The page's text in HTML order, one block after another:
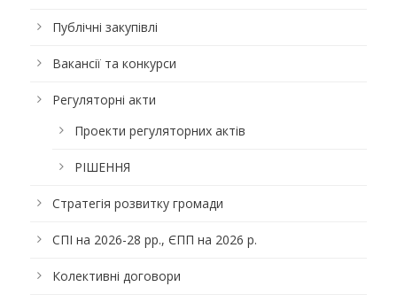
Публічні закупівлі
Вакансії та конкурси
Регуляторні акти
Проекти регуляторних актів
РІШЕННЯ
Стратегія розвитку громади
СПІ на 2026-28 рр., ЄПП на 2026 р.
Колективні договори